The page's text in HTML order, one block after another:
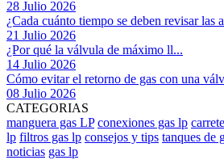
28 Julio 2026
¿Cada cuánto tiempo se deben revisar las
21 Julio 2026
¿Por qué la válvula de máximo ll...
14 Julio 2026
Cómo evitar el retorno de gas con una
08 Julio 2026
CATEGORIAS
manguera gas LP conexiones gas lp
lp filtros gas lp consejos y tips tanques de
noticias gas lp